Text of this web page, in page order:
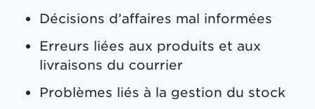
Décisions d’affaires mal informées
Erreurs liées aux produits et aux
livraisons du courrier
Problèmes liés à la gestion du stock